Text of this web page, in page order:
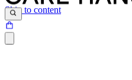
Skip to content